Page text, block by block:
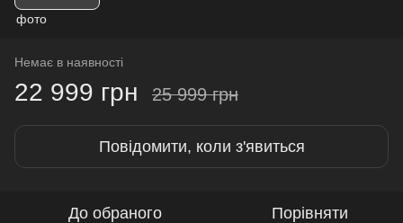
Немає в наявності
22 999 грн 25 999 грн
Повідомити, коли з'явиться
До обраного Порівняти